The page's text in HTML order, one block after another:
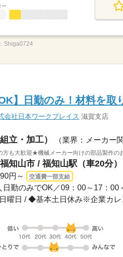
ー
Shiga0724
OK】日勤のみ！材料を
会社日本ワークプレイス 滋賀支店
立・加工） （業界：メーカー
も大歓迎★機械メーカー向けの部品製作の
知山市 / 福知山駅（車20分）
円～ 交通費一部支給
日勤のみでOK／09：00～17：
曜日 / ◆基本土日休み※企業カレ